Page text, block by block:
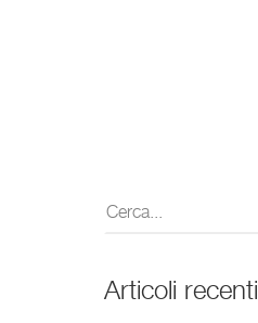
Articoli recenti